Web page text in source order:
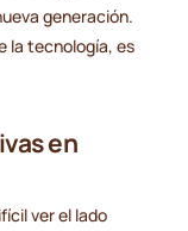
generación.
la tecnología, es
en
ver el lado